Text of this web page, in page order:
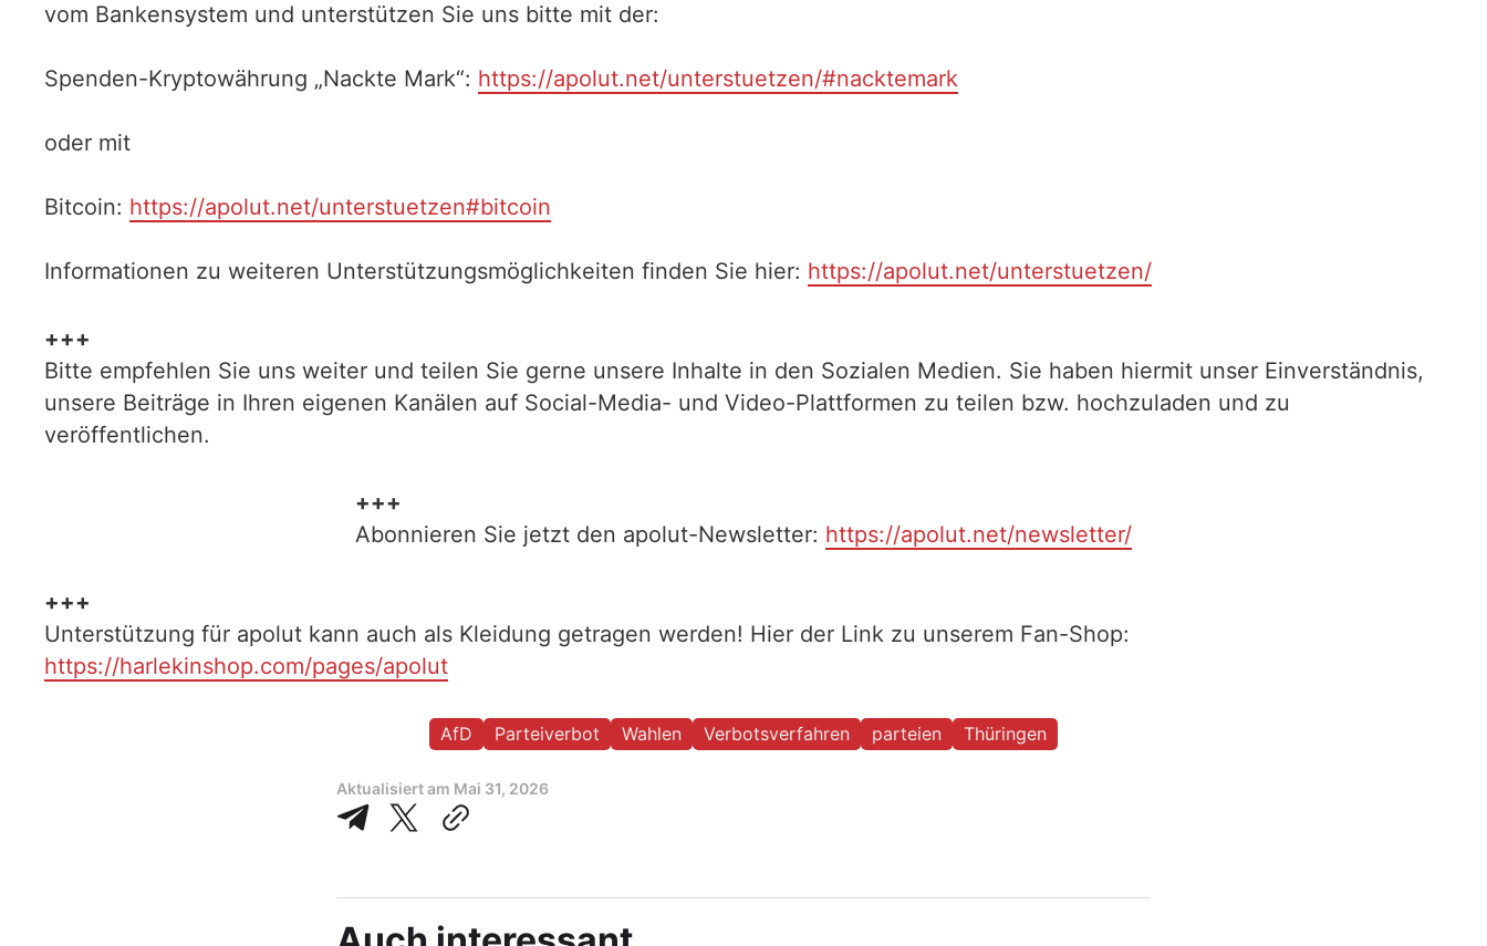
vom Bankensystem und unterstützen Sie uns bitte mit der:
Spenden-Kryptowährung „Nackte Mark“: https://apolut.net/unterstuetzen/#nacktemark
oder mit
Bitcoin: https://apolut.net/unterstuetzen#bitcoin
Informationen zu weiteren Unterstützungsmöglichkeiten finden Sie hier: https://apolut.net/unterstuetzen/
+++
Bitte empfehlen Sie uns weiter und teilen Sie gerne unsere Inhalte in den Sozialen Medien. Sie haben hiermit unser Einverständnis,
unsere Beiträge in Ihren eigenen Kanälen auf Social-Media- und Video-Plattformen zu teilen bzw. hochzuladen und zu
veröffentlichen.
+++
Abonnieren Sie jetzt den apolut-Newsletter: https://apolut.net/newsletter/
+++
Unterstützung für apolut kann auch als Kleidung getragen werden! Hier der Link zu unserem Fan-Shop:
https://harlekinshop.com/pages/apolut
AfD Parteiverbot Wahlen Verbotsverfahren parteien Thüringen
Aktualisiert am Mai 31, 2026